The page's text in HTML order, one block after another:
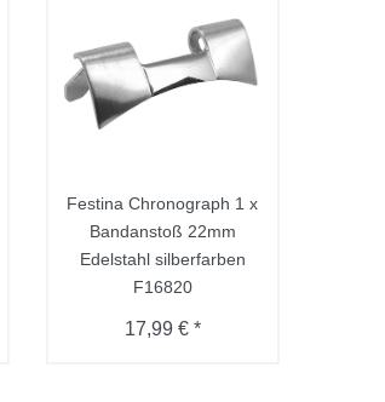
Festina Chronograph 1 x
Bandanstoß 22mm
Edelstahl silberfarben
F16820
17,99 € *